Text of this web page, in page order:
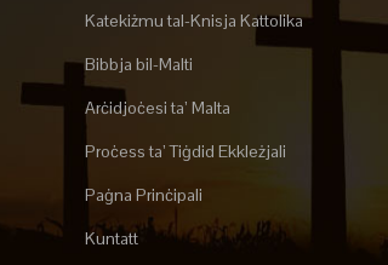
Katekiżmu tal-Knisja Kattolika
Bibbja bil-Malti
Arċidjoċesi ta’ Malta
Proċess ta’ Tiġdid Ekkleżjali
Paġna Prinċipali
Kuntatt